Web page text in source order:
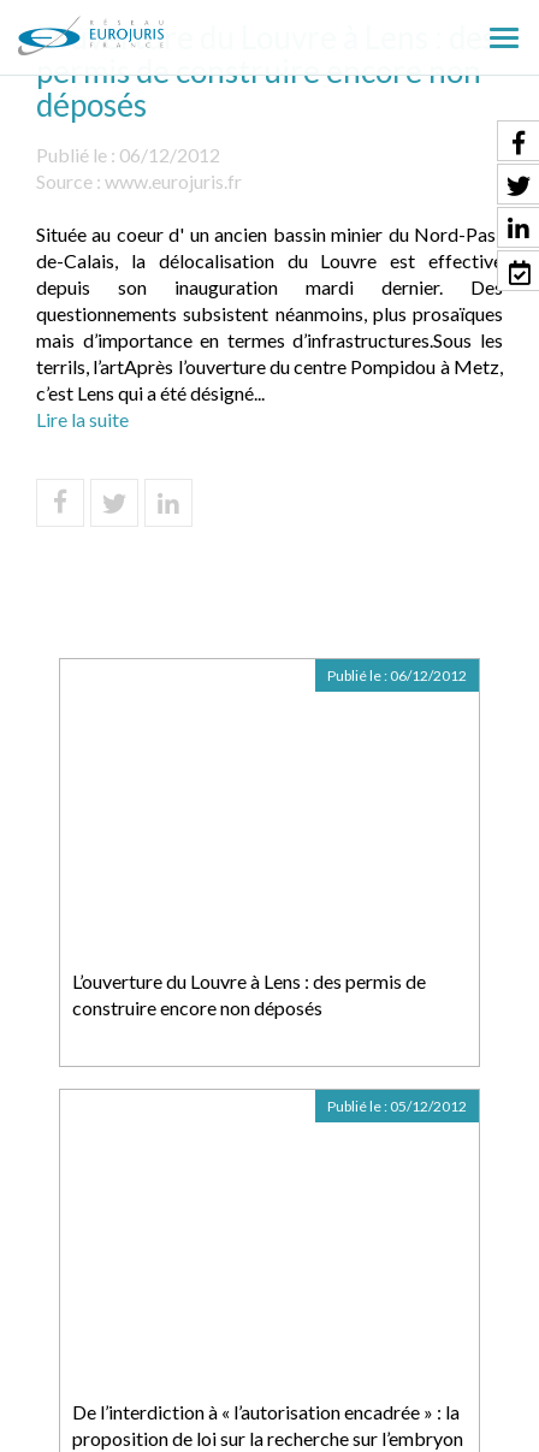
le
L’ouverture du Louvre à Lens : des
permis de construire encore non
déposés
Publié le : 06/12/2012
Source : www.eurojuris.fr
Située au coeur d' un ancien bassin minier du Nord-Pas-
de-Calais, la délocalisation du Louvre est effective
depuis son inauguration mardi dernier. Des
questionnements subsistent néanmoins, plus prosaïques
mais d’importance en termes d’infrastructures.Sous les
terrils, l’artAprès l’ouverture du centre Pompidou à Metz,
c’est Lens qui a été désigné...
Lire la suite
L’ouverture du Louvre à Lens : des permis de
construire encore non déposés
Publié le : 06/12/2012
De l’interdiction à « l’autorisation encadrée » : la
proposition de loi sur la recherche sur l’embryon
Publié le : 05/12/2012